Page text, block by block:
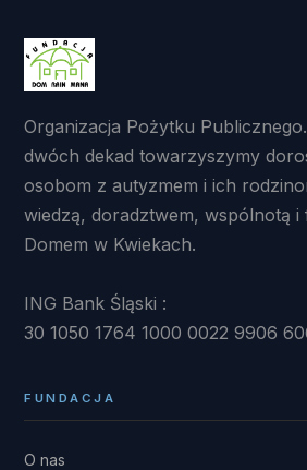
Organizacja Pożytku
dwóch dekad towarzyszymy
osobom z autyzmem i ich
wiedzą, doradztwem, wspólnotą i
Domem w Kwiekach.
ING Bank Śląski :
30 1050 1764 1000 0022 9906
FUNDACJA
O nas